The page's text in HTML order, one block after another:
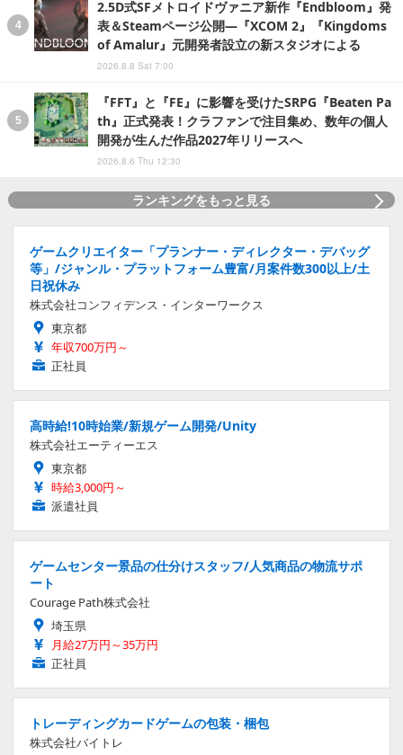
2.5D式SFメトロイドヴァニア新作『Endbloom』発
表＆Steamページ公開―『XCOM 2』『Kingdoms
of Amalur』元開発者設立の新スタジオによる
2026.8.8 Sat 7:00
『FFT』と『FE』に影響を受けたSRPG『Beaten Pa
th』正式発表！クラファンで注目集め、数年の個人
開発が生んだ作品2027年リリースへ
2026.8.6 Thu 12:30
ランキングをもっと見る
ゲームクリエイター「プランナー・ディレクター・デバッグ
等」/ジャンル・プラットフォーム豊富/月案件数300以上/土
日祝休み
株式会社コンフィデンス・インターワークス
東京都
年収700万円～
正社員
高時給!10時始業/新規ゲーム開発/Unity
株式会社エーティーエス
東京都
時給3,000円～
派遣社員
ゲームセンター景品の仕分けスタッフ/人気商品の物流サポ
ート
Courage Path株式会社
埼玉県
月給27万円～35万円
正社員
トレーディングカードゲームの包装・梱包
株式会社バイトレ